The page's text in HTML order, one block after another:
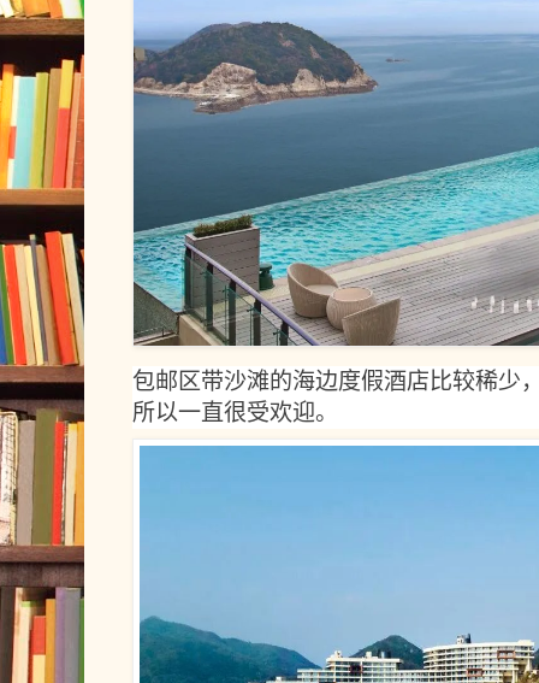
包邮区带沙滩的海边度假酒店比较稀少
所以一直很受欢迎。